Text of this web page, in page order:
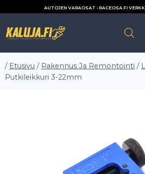
AUTOJEN VARAOSAT - RACEOSA.FI
/ Etusivu / Rakennus Ja Remontointi /
Putkileikkuri 3-22mm